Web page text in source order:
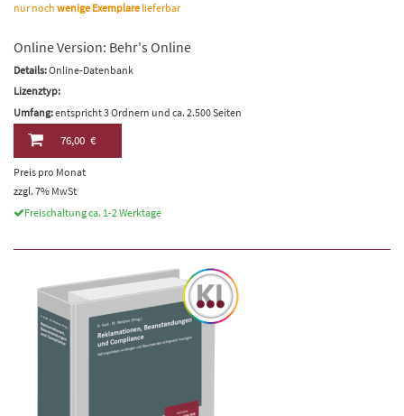
nur noch wenige Exemplare lieferbar
Online Version: Behr's Online
Details:Online-Datenbank
Lizenztyp:
Umfang:entspricht 3 Ordnern und ca. 2.500 Seiten
76,00 €
Preis pro Monat
zzgl. 7% MwSt
Freischaltung ca. 1-2 Werktage